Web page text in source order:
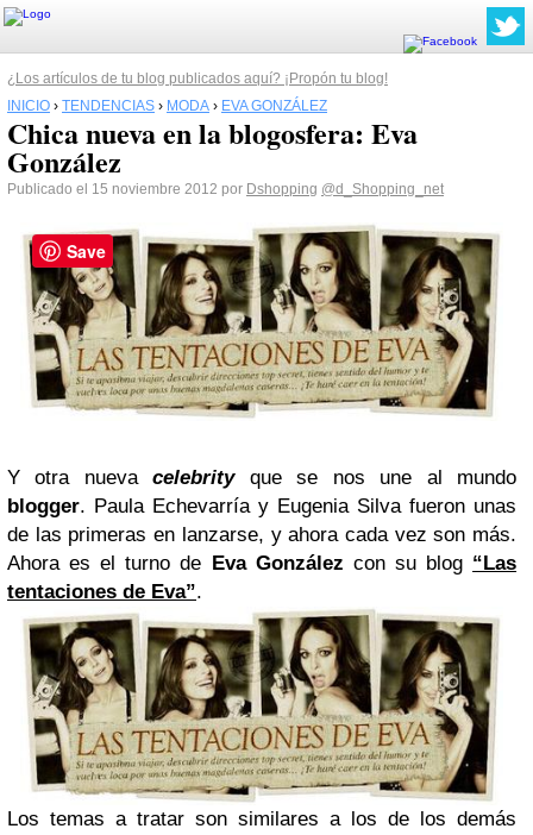
¿Los artículos de tu blog publicados aquí? ¡Propón tu blog!
INICIO › TENDENCIAS › MODA › EVA GONZÁLEZ
Chica nueva en la blogosfera: Eva
González
Publicado el 15 noviembre 2012 por Dshopping @d_Shopping_net
Y otra nuevacelebrityque se nos une al mundo
blogger. Paula Echevarría y Eugenia Silva fueron unas
de las primeras en lanzarse, y ahora cada vez son más.
Ahora es el turno de Eva González con su blog “Las
tentaciones de Eva”.
Los temas a tratar son similares a los de los demás
Save